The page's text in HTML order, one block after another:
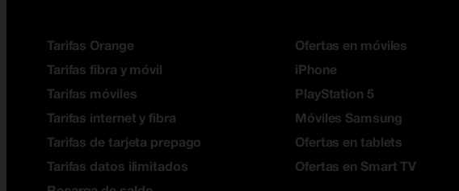
Tarifas Orange
Tarifas fibra y móvil
Tarifas móviles
Tarifas internet y fibra
Tarifas de tarjeta prepago
Tarifas datos ilimitados
Ofertas en móviles
iPhone
PlayStation 5
Móviles Samsung
Ofertas en tablets
Ofertas en Smart TV